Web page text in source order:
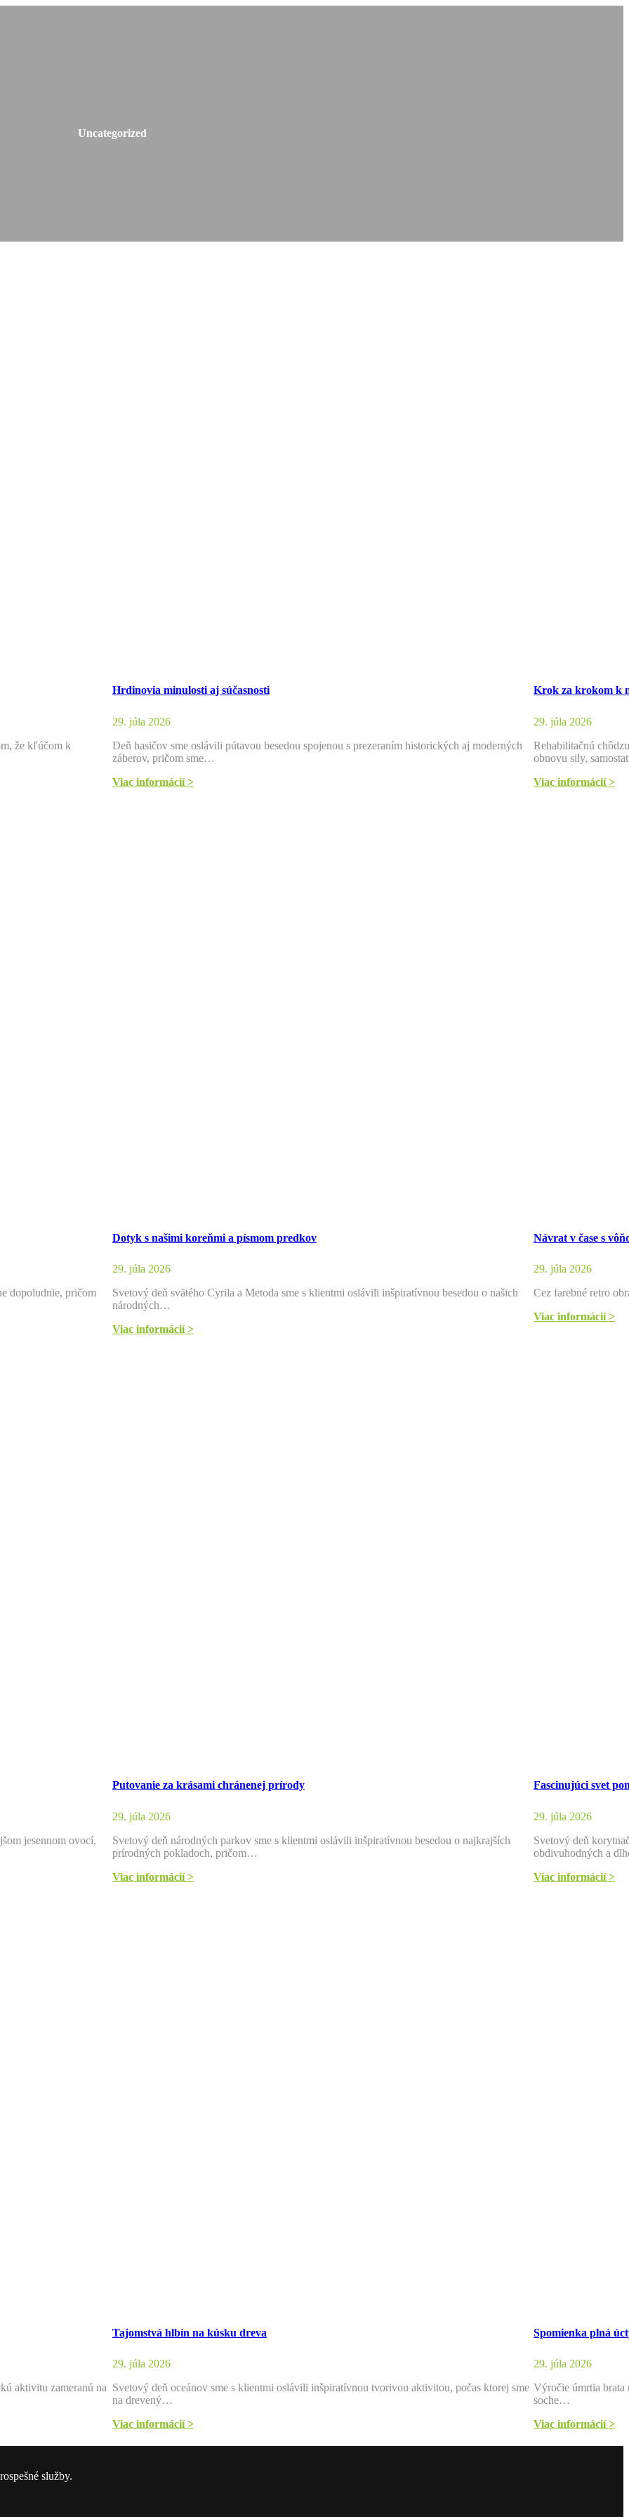
Uncategorized
že kľúčom k
Hrdinovia minulosti aj súčasnosti
29. júla 2026
Deň hasičov sme oslávili pútavou besedou spojenou s prezeraním historických aj moderných
záberov, pričom sme…
Viac informácií >
Krok za krokom k
29. júla 2026
Rehabilitačnú
obnovu sily,
Viac informácií >
dopoludnie, pričom
Dotyk s našimi koreňmi a písmom predkov
29. júla 2026
Svetový deň svätého Cyrila a Metoda sme s klientmi oslávili inšpiratívnou besedou o našich
národných…
Viac informácií >
Návrat v čase s
29. júla 2026
Cez farebné retro
Viac informácií >
jesennom ovocí,
Putovanie za krásami chránenej prírody
29. júla 2026
Svetový deň národných parkov sme s klientmi oslávili inšpiratívnou besedou o najkrajších
prírodných pokladoch, pričom…
Viac informácií >
Fascinujúci svet
29. júla 2026
Svetový deň
obdivuhodných a
Viac informácií >
aktivitu zameranú na
Tajomstvá hlbín na kúsku dreva
29. júla 2026
Svetový deň oceánov sme s klientmi oslávili inšpiratívnou tvorivou aktivitou, počas ktorej sme
na drevený…
Viac informácií >
Spomienka plná
29. júla 2026
Výročie úmrtia brata
soche…
Viac informácií >
služby.